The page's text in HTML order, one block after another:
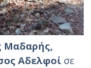
Μαδαρής,
Αδελφοί σε